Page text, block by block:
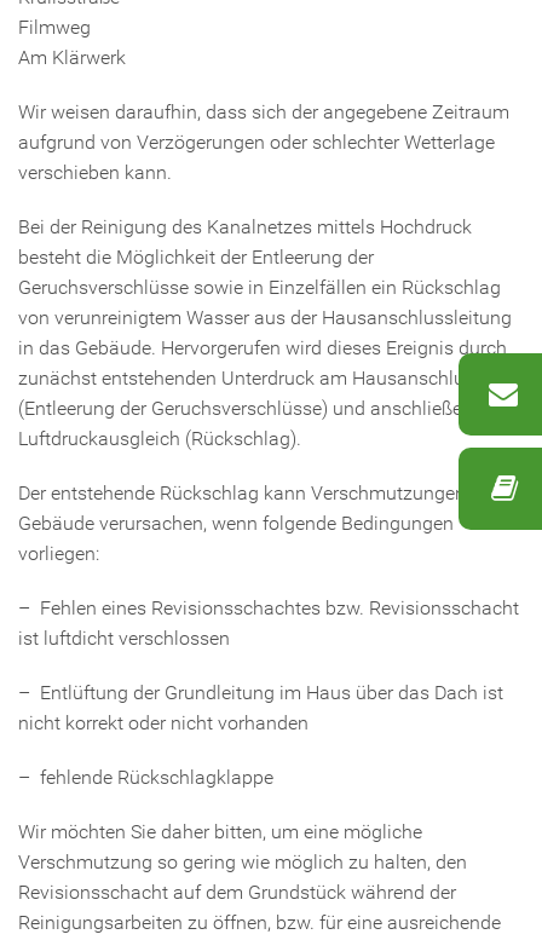
Filmweg
Am Klärwerk
Wir weisen daraufhin, dass sich der angegebene Zeitraum
aufgrund von Verzögerungen oder schlechter Wetterlage
verschieben kann.
Bei der Reinigung des Kanalnetzes mittels Hochdruck
besteht die Möglichkeit der Entleerung der
Geruchsverschlüsse sowie in Einzelfällen ein Rückschlag
von verunreinigtem Wasser aus der Hausanschlussleitung
in das Gebäude. Hervorgerufen wird dieses Ereignis durch
zunächst entstehenden Unterdruck am Hausanschluss
(Entleerung der Geruchsverschlüsse) und anschließendem
Luftdruckausgleich (Rückschlag).
Der entstehende Rückschlag kann Verschmutzungen im
Gebäude verursachen, wenn folgende Bedingungen
vorliegen:
– Fehlen eines Revisionsschachtes bzw. Revisionsschacht
ist luftdicht verschlossen
– Entlüftung der Grundleitung im Haus über das Dach ist
nicht korrekt oder nicht vorhanden
– fehlende Rückschlagklappe
Wir möchten Sie daher bitten, um eine mögliche
Verschmutzung so gering wie möglich zu halten, den
Revisionsschacht auf dem Grundstück während der
Reinigungsarbeiten zu öffnen, bzw. für eine ausreichende